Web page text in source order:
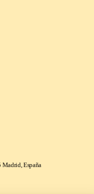
España